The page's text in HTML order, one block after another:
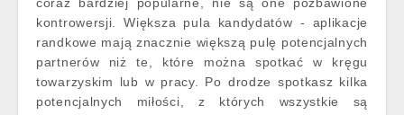
kontrowersji. Większa pula kandydatów - aplikacje
randkowe mają znacznie większą pulę potencjalnych
partnerów niż te, które można spotkać w kręgu
towarzyskim lub w pracy. Po drodze spotkasz kilka
potencjalnych miłości, z których wszystkie są